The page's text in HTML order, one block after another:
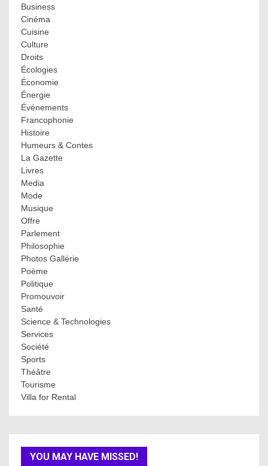
Business
Cinéma
Cuisine
Culture
Droits
Écologies
Économie
Énergie
Événements
Francophonie
Histoire
Humeurs & Contes
La Gazette
Livres
Media
Mode
Musique
Offre
Parlement
Philosophie
Photos Gallérie
Poème
Politique
Promouvoir
Santé
Science & Technologies
Services
Société
Sports
Théâtre
Tourisme
Villa for Rental
YOU MAY HAVE MISSED!